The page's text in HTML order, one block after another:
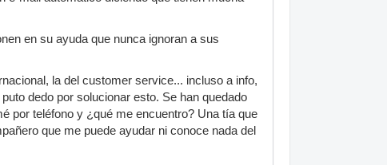
en su ayuda que nunca ignoran a sus
la del customer service... incluso a info,
dedo por solucionar esto. Se han quedado
por teléfono y ¿qué me encuentro? Una tía que
que me puede ayudar ni conoce nada del